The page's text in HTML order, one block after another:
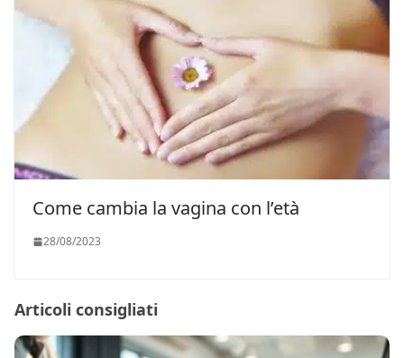
Come cambia la vagina con l’età
28/08/2023
Articoli consigliati